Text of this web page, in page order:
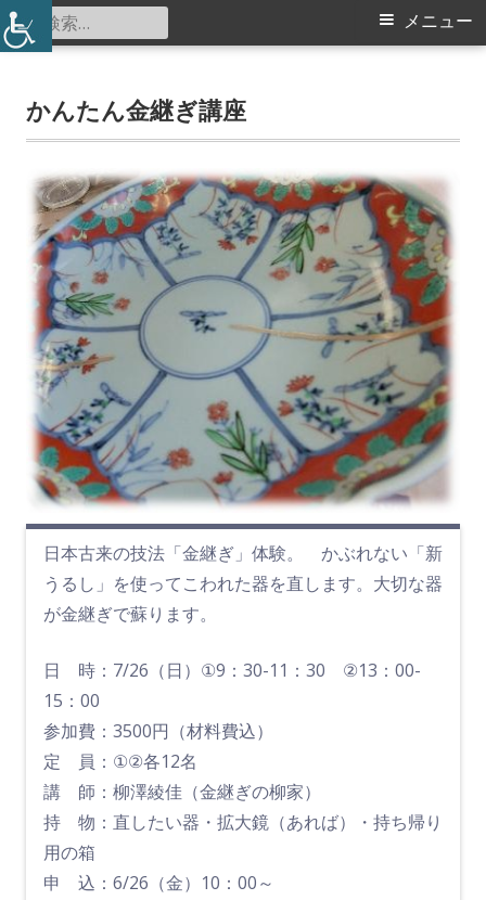
コ
ン
北山田地区センター
メ
メニュー
検
索:
かんたん金継ぎ講座
日本古来の技法「金継ぎ」体験。 かぶれない「新
うるし」を使ってこわれた器を直します。大切な器
が金継ぎで蘇ります。
日 時：7/26（日）①9：30-11：30 ②13：00-
15：00
参加費：3500円（材料費込）
定 員：①②各12名
講 師：柳澤綾佳（金継ぎの柳家）
持 物：直したい器・拡大鏡（あれば）・持ち帰り
用の箱
申 込：6/26（金）10：00～